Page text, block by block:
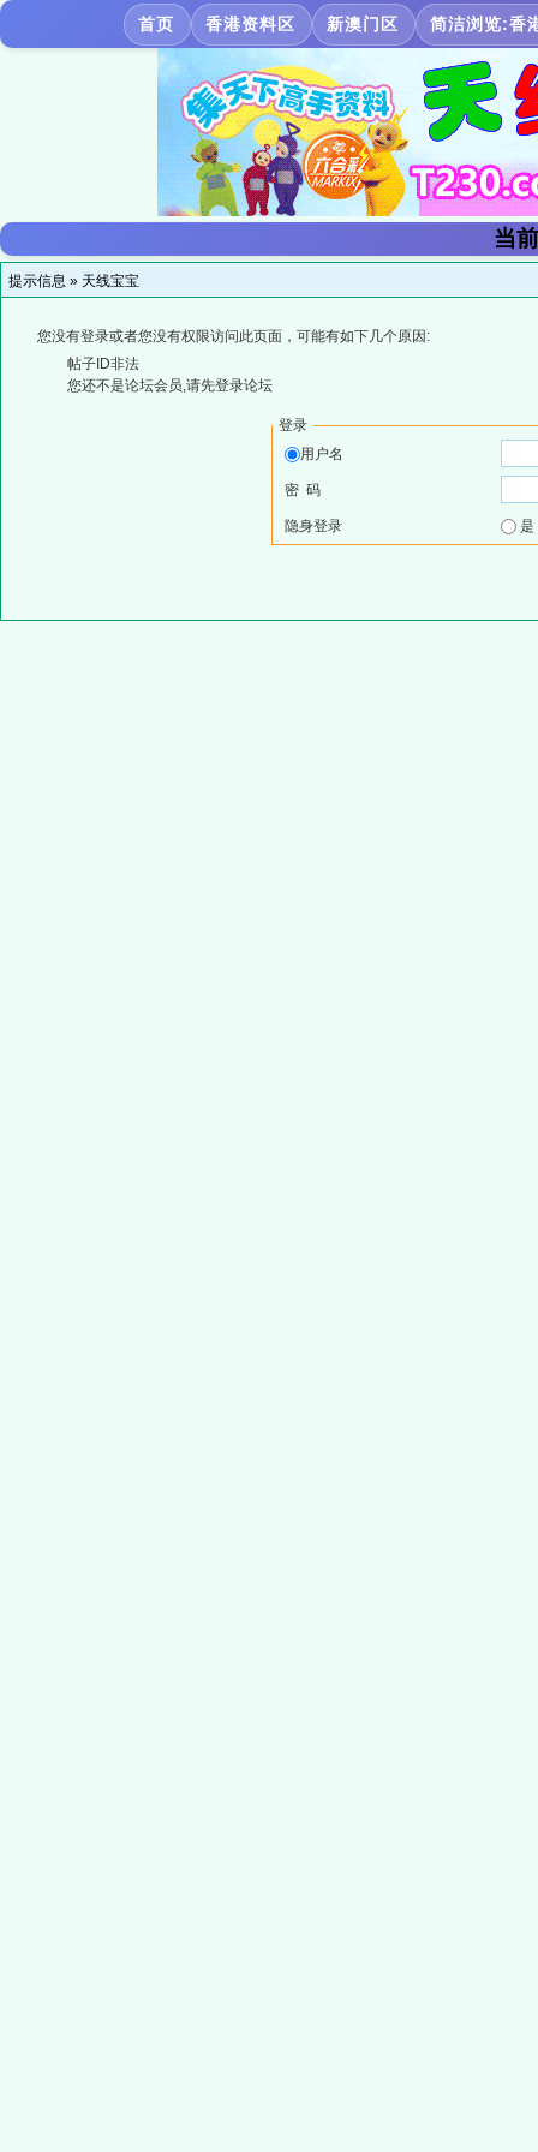
首页 香港资料区 新澳门区 简洁浏览:香
当
提示信息 » 天线宝宝
您没有登录或者您没有权限访问此页面，可能有如下几个原因:
帖子ID非法
您还不是论坛会员,请先登录论坛
登录
用户名
密 码
隐身登录